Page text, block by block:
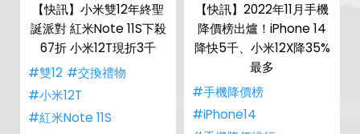
【快訊】小米雙12年終聖
誕派對 紅米Note 11S下殺
67折 小米12T現折3千
#雙12 #交換禮物
#小米12T
#紅米Note 11S
【快訊】2022年11月手機
降價榜出爐！iPhone 14
降快5千、小米12X降35%
最多
#手機降價榜
#iPhone14